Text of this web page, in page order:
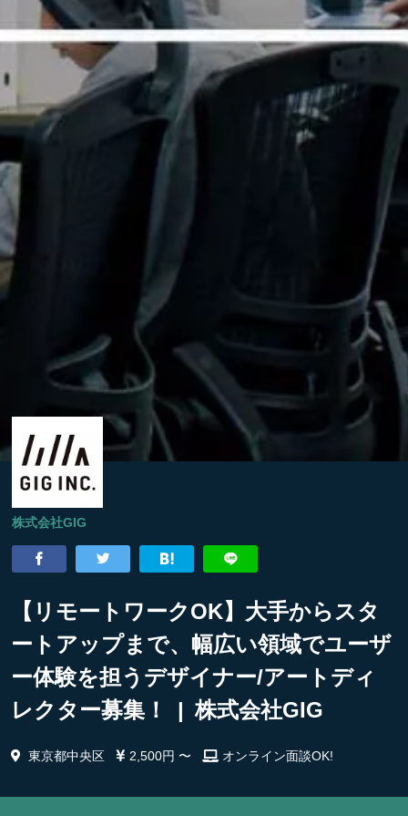
株式会社GIG
【リモートワークOK】大手からスタ
ートアップまで、幅広い領域でユーザ
ー体験を担うデザイナー/アートディ
レクター募集！ | 株式会社GIG
東京都中央区 2,500円 〜 オンライン面談OK!